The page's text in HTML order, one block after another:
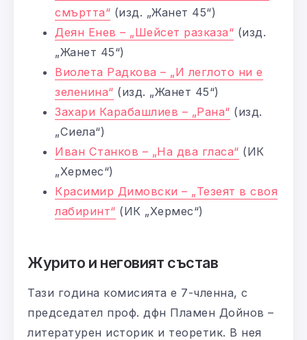
смъртта“ (изд. „Жанет 45“)
Деян Енев – „Шейсет разказа“ (изд.
„Жанет 45“)
Виолета Радкова – „И леглото ни е
зеленина“ (изд. „Жанет 45“)
Захари Карабашлиев – „Рана“ (изд.
„Сиела“)
Иван Станков – „На два гласа“ (ИК
„Хермес“)
Красимир Димовски – „Тезеят в своя
лабиринт“ (ИК „Хермес“)
Журито и неговият състав
Тази година комисията е 7-членна, с
председател проф. дфн Пламен Дойнов –
литературен историк и теоретик. В нея